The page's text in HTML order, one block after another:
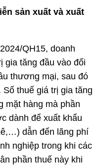
sản xuất và xuất
QH15, doanh
gia tăng đầu vào đối
thương mại, sau đó
thuế giá trị gia tăng
mặt hàng mà phần
dành để xuất khẩu
dẫn đến lãng phí
nghiệp trong khi các
phần thuế này khi